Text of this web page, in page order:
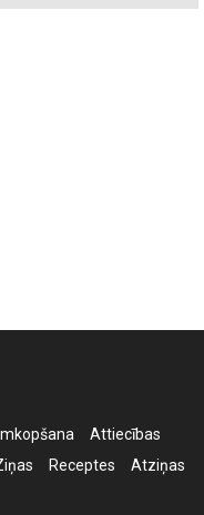
Attiecības
Receptes
Atziņas